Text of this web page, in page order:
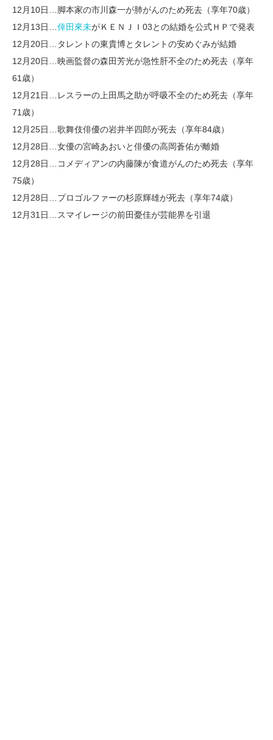
12月10日…脚本家の市川森一が肺がんのため死去（享年70歳）
12月13日… 倖田來未がＫＥＮＪＩ03との結婚を公式ＨＰで発表
12月20日…タレントの東貴博とタレントの安めぐみが結婚
12月20日…映画監督の森田芳光が急性肝不全のため死去（享年
61歳）
12月21日…レスラーの上田馬之助が呼吸不全のため死去（享年
71歳）
12月25日…歌舞伎俳優の岩井半四郎が死去（享年84歳）
12月28日…女優の宮崎あおいと俳優の高岡蒼佑が離婚
12月28日…コメディアンの内藤陳が食道がんのため死去（享年
75歳）
12月28日…プロゴルファーの杉原輝雄が死去（享年74歳）
12月31日…スマイレージの前田憂佳が芸能界を引退